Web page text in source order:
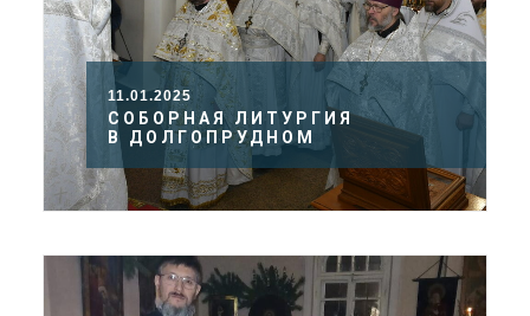
11.01.2025
СОБОРНАЯ ЛИТУРГИЯ
В ДОЛГОПРУДНОМ